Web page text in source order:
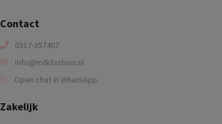
Contact
0317-357407
info@mtkfashion.nl
Open chat in WhatsApp
Zakelijk